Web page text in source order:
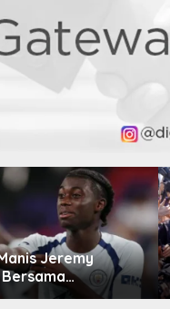
Jeremy
City